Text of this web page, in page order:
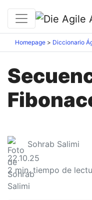
Homepage Diccionario
Sohrab Salimi
22.10.25
2min. tiempo de